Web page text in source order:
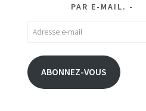
PAR E-MAIL.
Adresse
mail
ABONNEZ-VOUS